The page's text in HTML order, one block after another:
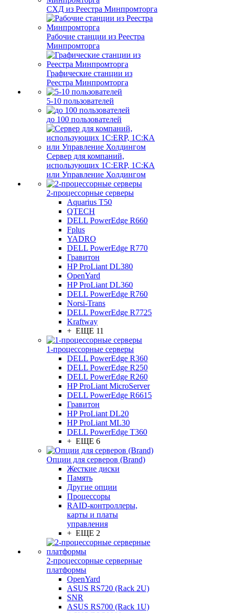
СХД из Реестра Минпромторга
Рабочие станции из Реестра
Минпромторга
Графические станции из
Реестра Минпромторга
5-10 пользователей
до 100 пользователей
Сервер для компаний,
использующих 1C:ERP, 1С:КА
или Управление Холдингом
2-процессорные серверы
Aquarius T50
QTECH
DELL PowerEdge R660
Fplus
YADRO
DELL PowerEdge R770
Гравитон
HP ProLiant DL380
OpenYard
HP ProLiant DL360
DELL PowerEdge R760
Norsi-Trans
DELL PowerEdge R7725
Kraftway
+ ЕЩЕ 11
1-процессорные серверы
DELL PowerEdge R360
DELL PowerEdge R250
DELL PowerEdge R260
HP ProLiant MicroServer
DELL PowerEdge R6615
Гравитон
HP ProLiant DL20
HP ProLiant ML30
DELL PowerEdge T360
+ ЕЩЕ 6
Опции для серверов (Brand)
Жесткие диски
Память
Другие опции
Процессоры
RAID-контроллеры,
карты и платы
управления
+ ЕЩЕ 2
2-процессорные серверные
платформы
OpenYard
ASUS RS720 (Rack 2U)
SNR
ASUS RS700 (Rack 1U)